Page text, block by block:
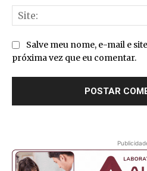
Salve meu nome, e-mail e
próxima vez que eu comentar.